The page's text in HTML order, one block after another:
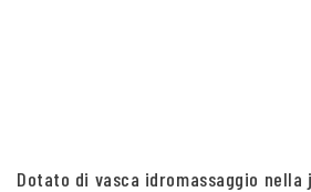
Dotato di vasca idromassaggio